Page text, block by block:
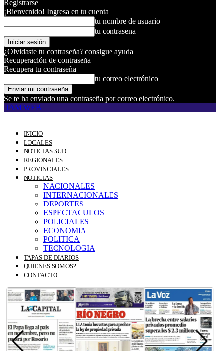
Registrarse
¡Bienvenido! Ingresa en tu cuenta
tu nombre de usuario
tu contraseña
¿Olvidaste tu contraseña? consigue ayuda
Recuperación de contraseña
Recupera tu contraseña
tu correo electrónico
Se te ha enviado una contraseña por correo electrónico.
JAM WEB
INICIO
LOCALES
NOTICIAS SUD
REGIONALES
PROVINCIALES
NOTICIAS
NACIONALES
INTERNACIONALES
DEPORTES
ESPECTACULOS
POLICIALES
ECONOMIA
POLITICA
TECNOLOGIA
TAPAS DE DIARIOS
QUIENES SOMOS?
CONTACTO